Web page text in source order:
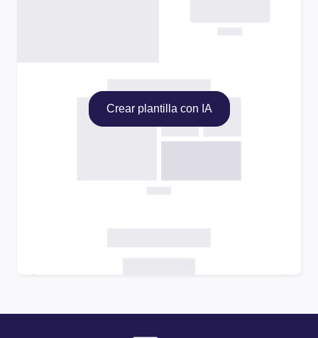
Crear plantilla con IA